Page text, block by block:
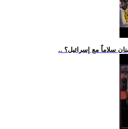
سلاماً مع إسرائيل؟